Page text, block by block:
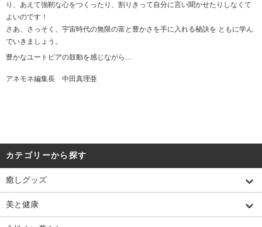
り、あえて強靭な心をつくったり、割りきって自分に言い聞かせたりしなくて
よいのです！
さあ、さっそく、宇宙時代の無限の富と豊かさを手に入れる秘訣を ともに学ん
でいきましょう。
豊かなユートピアの鼓動を感じながら…
アネモネ編集長 中田真理亜
カテゴリーから探す
癒しグッズ
美と健康